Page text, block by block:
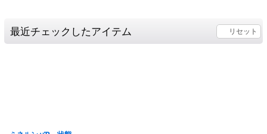
最近チェックしたアイテム リセット